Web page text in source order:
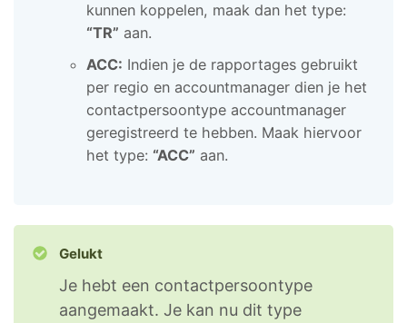
kunnen koppelen, maak dan het type:
“TR” aan.
ACC: Indien je de rapportages gebruikt
per regio en accountmanager dien je het
contactpersoontype accountmanager
geregistreerd te hebben. Maak hiervoor
het type: “ACC” aan.
Gelukt
Je hebt een contactpersoontype
aangemaakt. Je kan nu dit type